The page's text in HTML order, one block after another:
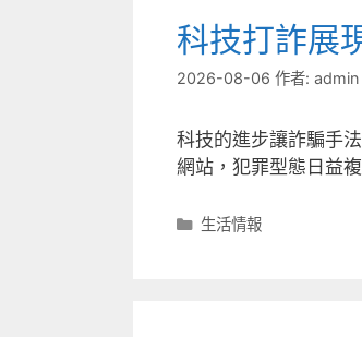
科技打詐展
2026-08-06 作者: admin
科技的進步讓詐騙手
網站，犯罪型態日益
分
生活情報